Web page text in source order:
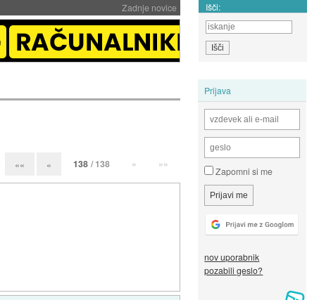
Zadnje novice Išči:
Prijava
Zapomni si me
nov uporabnik
pozabili geslo?
«« « 138 / 138 » »»